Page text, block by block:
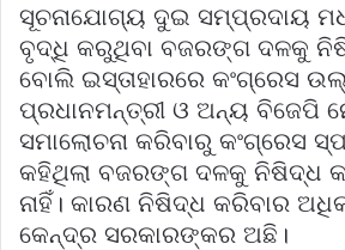
ସୂଚନାଯୋଗ୍ୟ ଦୁଇ ସମ୍ପ୍ରଦାୟ
ବୃଦ୍ଧି କରୁଥିବା ବଜରଙ୍ଗ ଦଳକୁ
ବୋଲି ଇସ୍ତାହାରରେ କଂଗ୍ରେସ
ପ୍ରଧାନମନ୍ତ୍ରୀ ଓ ଅନ୍ୟ ବିଜେପି
ସମାଲୋଚନା କରିବାରୁ କଂଗ୍ରେସ
କହିଥିଲା ବଜରଙ୍ଗ ଦଳକୁ ନିଷିଦ୍ଧ
ନାହିଁ। କାରଣ ନିଷିଦ୍ଧ କରିବାର
କେନ୍ଦ୍ର ସରକାରଙ୍କର ଅଛି।